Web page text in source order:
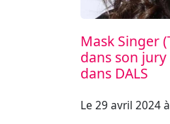
Mask Singer
dans son
dans DALS
Le 29 avril 2024